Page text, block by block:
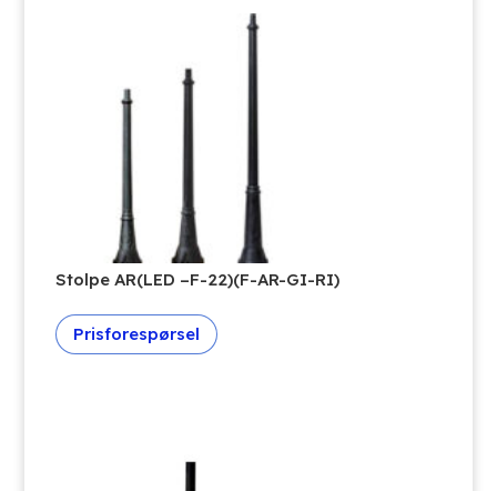
Stolpe AR(LED –F-22)(F-AR-GI-RI)
Prisforespørsel